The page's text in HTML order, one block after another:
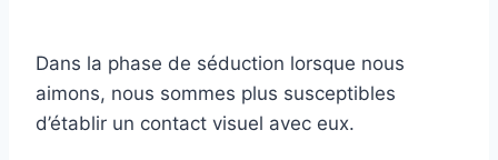
Dans la phase de séduction lorsque nous
aimons, nous sommes plus susceptibles
d’établir un contact visuel avec eux.